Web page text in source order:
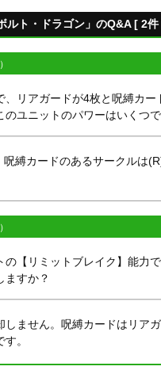
ルト・ドラゴン」のQ&A [ 2件
、リアガードが4枚と呪縛カー
のユニットのパワーはいくつ
呪縛カードのあるサークルは
の【リミットブレイク】能力
ますか？
しません。呪縛カードはリア
。